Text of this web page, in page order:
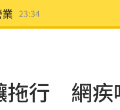
23:34
嗆
程曝 23:26
拖行 網疾